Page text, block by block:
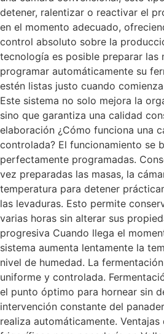
detener, ralentizar o reactivar el
en el momento adecuado,
control absoluto sobre la
tecnología es posible preparar las
programar automáticamente su
estén listas justo cuando
Este sistema no solo mejora la
sino que garantiza una calidad
elaboración ¿Cómo funciona una
controlada? El funcionamiento se
perfectamente programadas.
vez preparadas las masas, la
temperatura para detener
las levaduras. Esto permite
varias horas sin alterar sus
progresiva Cuando llega el
sistema aumenta lentamente la
nivel de humedad. La
uniforme y controlada.
el punto óptimo para hornear sin
intervención constante del
realiza automáticamente.